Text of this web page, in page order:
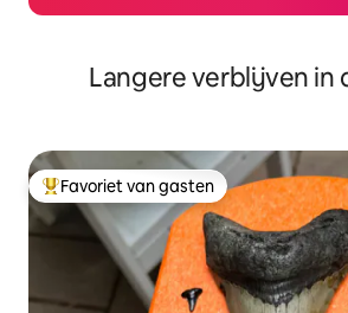
Langere verblijven in
Topfavoriet van gasten
Favoriet van gasten